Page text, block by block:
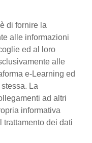
di fornire la
alle informazioni
ed al loro
alle
e-Learning ed
La
ad altri
informativa
trattamento dei dati